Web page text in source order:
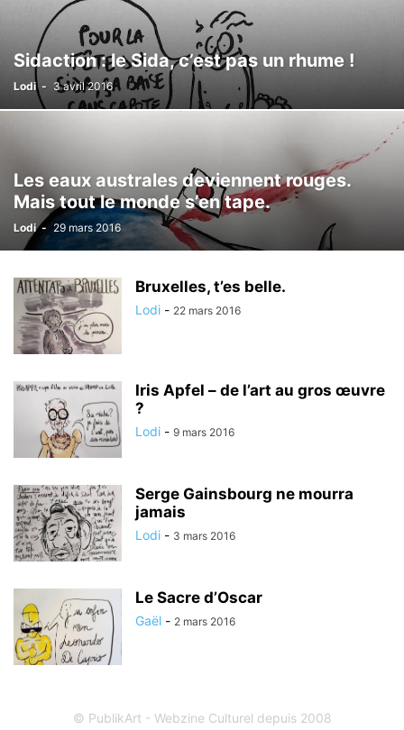
Sidaction : le Sida, c’est pas un rhume !
Lodi - 3 avril 2016
Les eaux australes deviennent rouges.
Mais tout le monde s’en tape.
Lodi - 29 mars 2016
Bruxelles, t’es belle.
Lodi - 22 mars 2016
Iris Apfel – de l’art au gros œuvre
?
Lodi - 9 mars 2016
Serge Gainsbourg ne mourra
jamais
Lodi - 3 mars 2016
Le Sacre d’Oscar
Gaël - 2 mars 2016
© PublikArt - Webzine Culturel depuis 2008